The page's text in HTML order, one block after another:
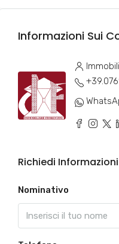
Informazioni Sui
Richiedi
Nominativo